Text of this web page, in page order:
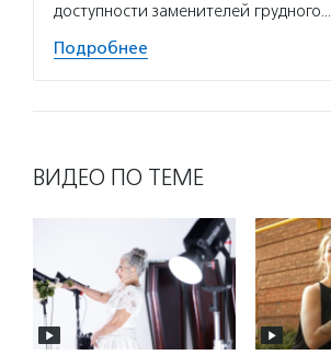
доступности заменителей грудного…
Подробнее
ВИДЕО ПО ТЕМЕ